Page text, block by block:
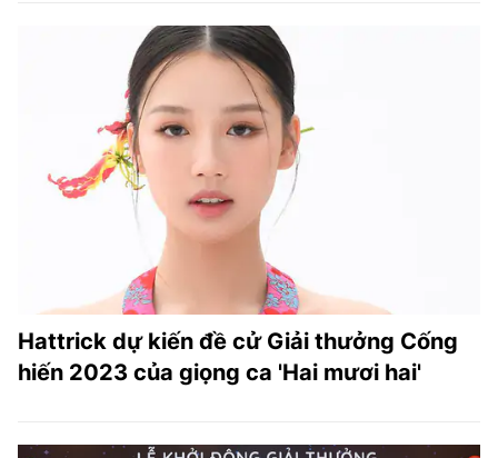
Hattrick dự kiến đề cử Giải thưởng Cống
hiến 2023 của giọng ca 'Hai mươi hai'